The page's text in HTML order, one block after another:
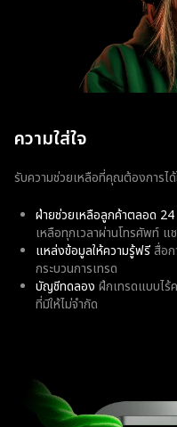
ความใส่ใจ
รับความช่วยเหลือที่คุณต้องการไ
ฝ่ายช่วยเหลือลูกค้าตลอด
เหลือทุกเวลาผ่านโทรศัพท์
แหล่งข้อมูลให้ความรู้ฟรีสื่อ
กระบวนการเทรด
บัญชีทดลอง ฝึกเทรดแบบไร้
ที่มีให้ไม่จำกัด